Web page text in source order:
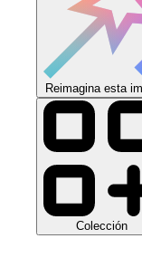
Reimagina esta
Colección